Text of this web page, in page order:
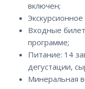
включен;
Входные
программе;
Питание: 14
дегустации,
Минеральная